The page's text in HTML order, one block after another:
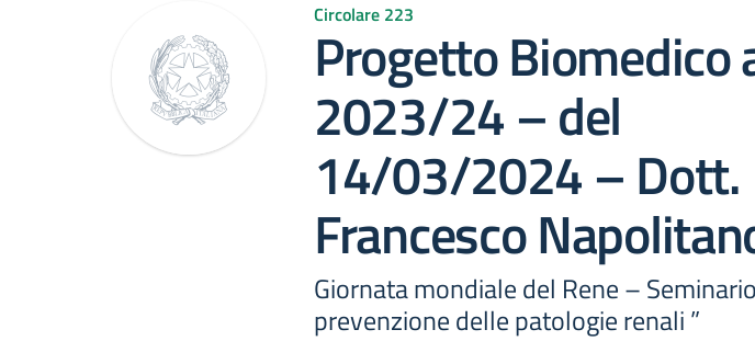
Circolare 223
Progetto Biomedico
2023/24 – del
14/03/2024 – Dott.
Francesco
Giornata mondiale del Rene –
prevenzione delle patologie renali ”